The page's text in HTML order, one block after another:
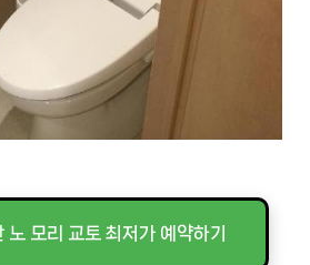
노 모리 교토 최저가 예약하기